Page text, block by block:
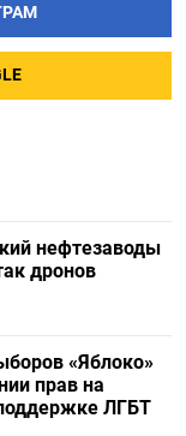
нефтезаводы
дронов
«Яблоко»
прав на
ЛГБТ